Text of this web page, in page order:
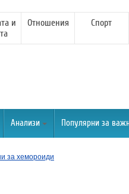
и
Отношения Спорт
Анализи Популярни за
за хемороиди